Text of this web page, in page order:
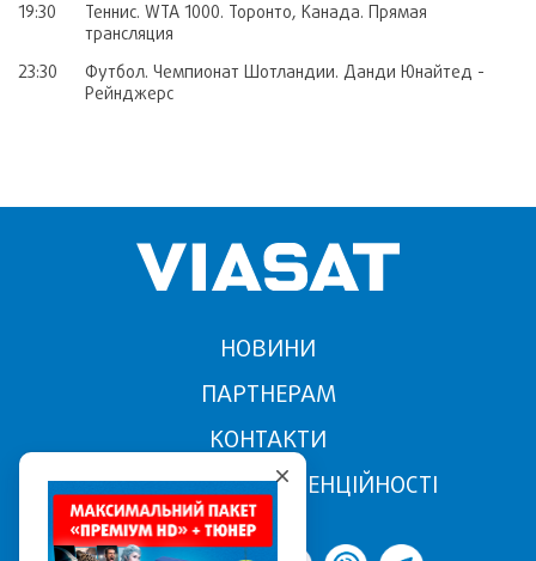
19:30
Теннис. WTA 1000. Торонто, Канада. Прямая
трансляция
23:30
Футбол. Чемпионат Шотландии. Данди Юнайтед -
Рейнджерс
НОВИНИ
ПАРТНЕРАМ
КОНТАКТИ
ПОЛІТИКА КОНФІДЕНЦІЙНОСТІ